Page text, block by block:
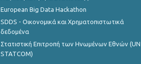
European Big Data Hackathon
SDDS - Οικονομικά και Χρηματοπιστωτικά
δεδομένα
Στατιστική Επιτροπή των Ηνωμένων Εθνών (UN
STATCOM)